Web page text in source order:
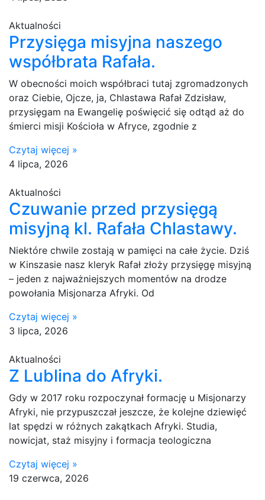
Aktualności
Przysięga misyjna naszego
współbrata Rafała.
W obecności moich współbraci tutaj zgromadzonych
oraz Ciebie, Ojcze, ja, Chlastawa Rafał Zdzisław,
przysięgam na Ewangelię poświęcić się odtąd aż do
śmierci misji Kościoła w Afryce, zgodnie z
Czytaj więcej »
4 lipca, 2026
Aktualności
Czuwanie przed przysięgą
misyjną kl. Rafała Chlastawy.
Niektóre chwile zostają w pamięci na całe życie. Dziś
w Kinszasie nasz kleryk Rafał złoży przysięgę misyjną
– jeden z najważniejszych momentów na drodze
powołania Misjonarza Afryki. Od
Czytaj więcej »
3 lipca, 2026
Aktualności
Z Lublina do Afryki.
Gdy w 2017 roku rozpoczynał formację u Misjonarzy
Afryki, nie przypuszczał jeszcze, że kolejne dziewięć
lat spędzi w różnych zakątkach Afryki. Studia,
nowicjat, staż misyjny i formacja teologiczna
Czytaj więcej »
19 czerwca, 2026